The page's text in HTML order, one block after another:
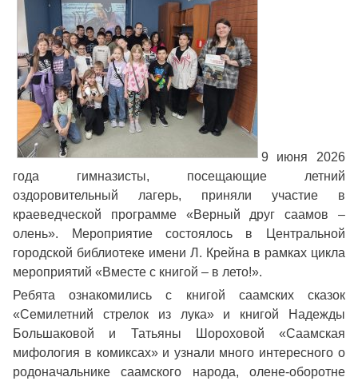
9 июня 2026
года гимназисты, посещающие летний
оздоровительный лагерь, приняли участие в
краеведческой программе «Верный друг саамов –
олень». Мероприятие состоялось в Центральной
городской библиотеке имени Л. Крейна в рамках цикла
мероприятий «Вместе с книгой – в лето!».
Ребята ознакомились с книгой саамских сказок
«Семилетний стрелок из лука» и книгой Надежды
Большаковой и Татьяны Шороховой «Саамская
мифология в комиксах» и узнали много интересного о
родоначальнике саамского народа, олене-оборотне